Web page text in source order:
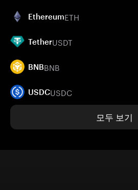
EthereumETH
TetherUSDT
BNBBNB
USDCUSDC
모두 보기